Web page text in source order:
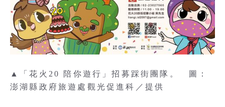
▲「花火20 陪你遊行」招募踩街團隊。 圖：
澎湖縣政府旅遊處觀光促進科／提供